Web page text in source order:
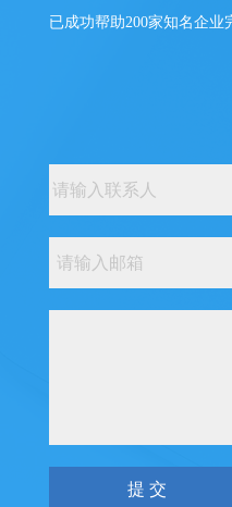
已成功帮助200家知名企业